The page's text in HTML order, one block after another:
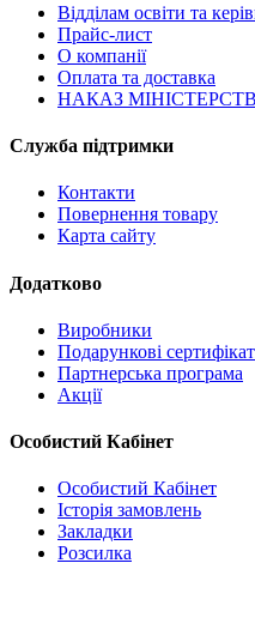
Відділам освіти та
Прайс-лист
О компанії
Оплата та доставка
НАКАЗ
Служба підтримки
Контакти
Повернення товару
Карта сайту
Додатково
Виробники
Подарункові
Партнерська програма
Акції
Особистий Кабінет
Особистий Кабінет
Історія замовлень
Закладки
Розсилка